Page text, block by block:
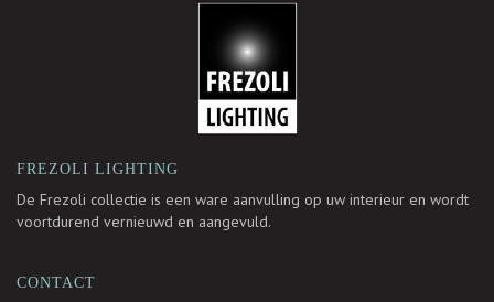
FREZOLI LIGHTING
De Frezoli collectie is een ware aanvulling op uw interieur en wordt
voortdurend vernieuwd en aangevuld.
CONTACT